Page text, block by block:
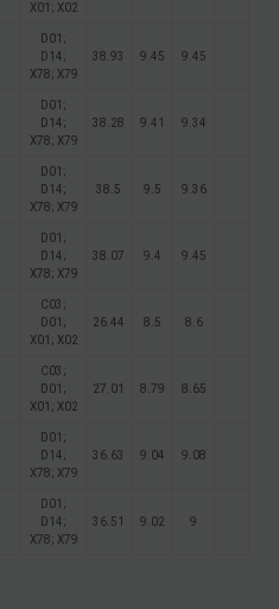
X01; X02
D01;
D14;
X78; X79
38.93 9.45 9.45
D01;
D14;
X78; X79
38.28 9.41 9.34
D01;
D14;
X78; X79
38.5 9.5 9.36
D01;
D14;
X78; X79
38.07 9.4 9.45
C03;
D01;
X01; X02
26.44 8.5 8.6
C03;
D01;
X01; X02
27.01 8.79 8.65
D01;
D14;
X78; X79
36.63 9.04 9.08
D01;
D14;
X78; X79
36.51 9.02 9